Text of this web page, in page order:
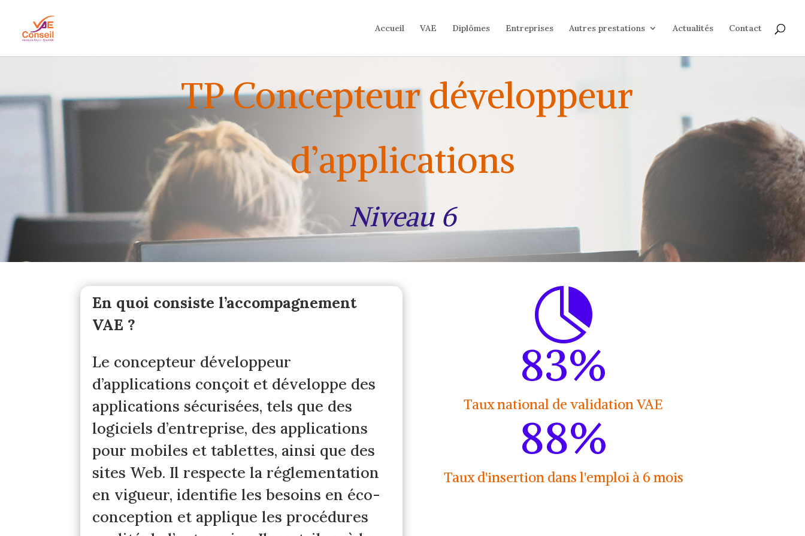
Accueil VAE Diplômes Entreprises Autres prestations Actualités Contact
TP Concepteur développeur
d’applications
Niveau 6
En quoi consiste l’accompagnement
VAE ?
Le concepteur développeur
d’applications conçoit et développe des
applications sécurisées, tels que des
logiciels d’entreprise, des applications
pour mobiles et tablettes, ainsi que des
sites Web. Il respecte la réglementation
en vigueur, identifie les besoins en éco-
conception et applique les procédures

83%
Taux national de validation VAE
88%
Taux d'insertion dans l'emploi à 6 mois